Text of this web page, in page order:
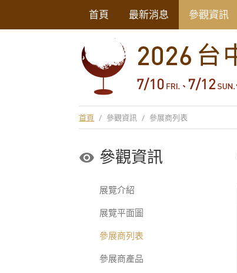
首頁 最新消息 參觀資訊
首頁 / 參觀資訊 / 參展商列表
參觀資訊
展覽介紹
展覽平面圖
參展商列表
參展商產品